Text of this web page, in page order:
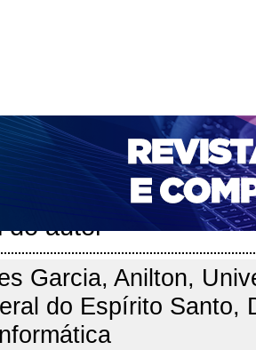
SOBRE ACESSO CADASTRO
PORTAL DE REVISTAS DA UNIFACS
NOVA SUBMISSÃO
do autor
Garcia, Anilton,
do Espírito Santo,